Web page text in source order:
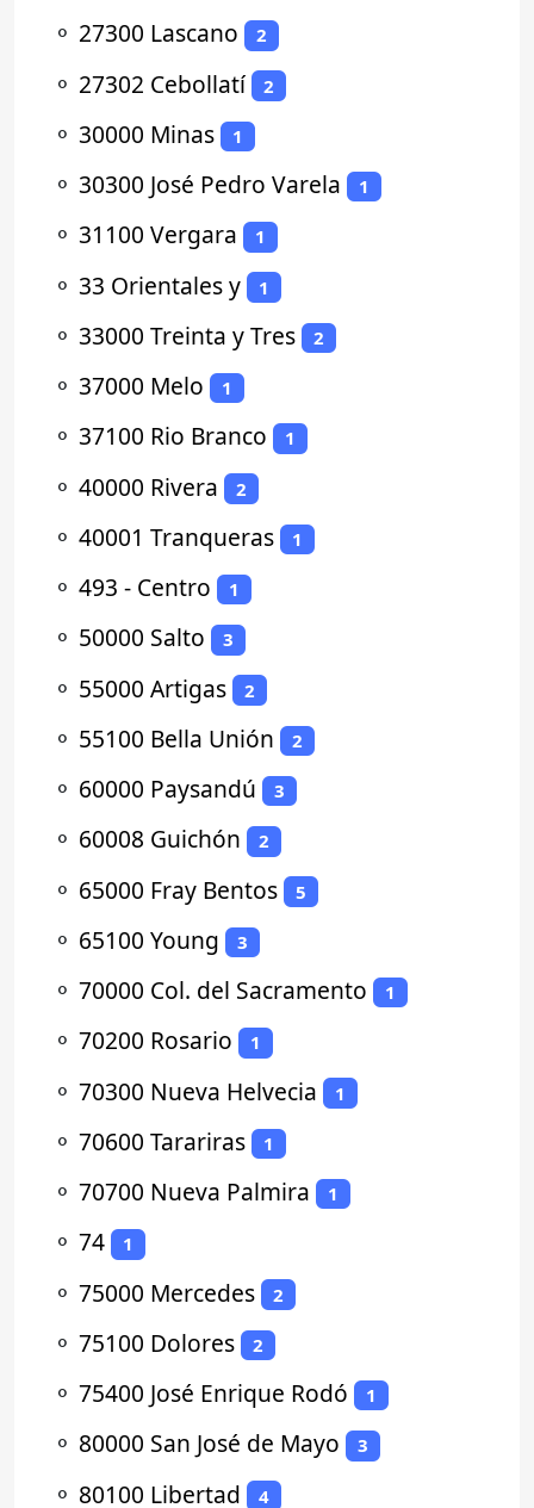
⚬ 27300 Lascano 2
⚬ 27302 Cebollatí 2
⚬ 30000 Minas 1
⚬ 30300 José Pedro Varela 1
⚬ 31100 Vergara 1
⚬ 33 Orientales y 1
⚬ 33000 Treinta y Tres 2
⚬ 37000 Melo 1
⚬ 37100 Rio Branco 1
⚬ 40000 Rivera 2
⚬ 40001 Tranqueras 1
⚬ 493 - Centro 1
⚬ 50000 Salto 3
⚬ 55000 Artigas 2
⚬ 55100 Bella Unión 2
⚬ 60000 Paysandú 3
⚬ 60008 Guichón 2
⚬ 65000 Fray Bentos 5
⚬ 65100 Young 3
⚬ 70000 Col. del Sacramento 1
⚬ 70200 Rosario 1
⚬ 70300 Nueva Helvecia 1
⚬ 70600 Tarariras 1
⚬ 70700 Nueva Palmira 1
⚬ 74 1
⚬ 75000 Mercedes 2
⚬ 75100 Dolores 2
⚬ 75400 José Enrique Rodó 1
⚬ 80000 San José de Mayo 3
⚬ 80100 Libertad 4